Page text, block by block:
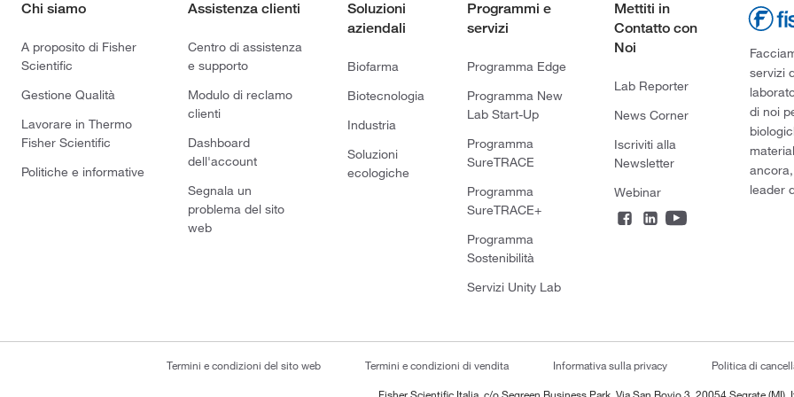
Chi siamo
A proposito di Fisher
Scientific
Gestione Qualità
Lavorare in Thermo
Fisher Scientific
Politiche e informative
Assistenza clienti
Centro di assistenza
e supporto
Modulo di reclamo
clienti
Dashboard
dell'account
Segnala un
problema del sito
web
Soluzioni
aziendali
Biofarma
Biotecnologia
Industria
Soluzioni
ecologiche
Programmi e
servizi
Programma Edge
Programma New
Lab Start-Up
Programma
SureTRACE
Programma
SureTRACE+
Programma
Sostenibilità
Servizi Unity Lab
Mettiti in
Contatto con
Noi
Lab Reporter
News Corner
Iscriviti alla
Newsletter
Webinar
servizi
di noi
leader
Termini e condizioni del sito web Termini e condizioni di vendita Informativa sulla privacy Politica di